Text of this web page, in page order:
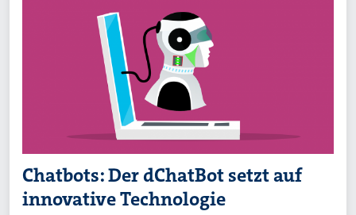
Chatbots: Der dChatBot setzt auf
innovative Technologie